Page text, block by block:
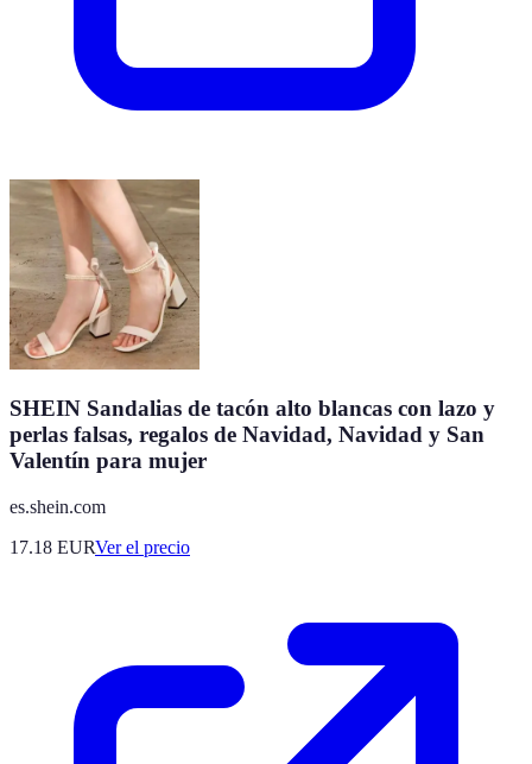
SHEIN Sandalias de tacón alto blancas con lazo y
perlas falsas, regalos de Navidad, Navidad y San
Valentín para mujer
es.shein.com
17.18 EURVer el precio